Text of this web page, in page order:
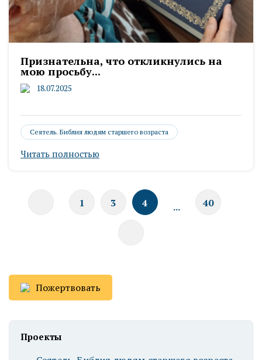
Признательна, что откликнулись на
мою просьбу...
18.07.2025
Сеятель. Библия людям старшего возраста
Читать полностью
1 3 4 ... 40
Пожертвовать
Проекты